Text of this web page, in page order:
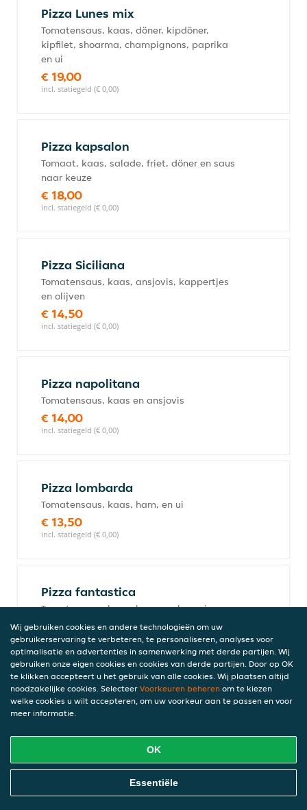
Pizza Lunes mix
Tomatensaus, kaas, döner, kipdöner,
kipfilet, shoarma, champignons, paprika
en ui
€ 19,00
incl. statiegeld (€ 0,00)
Pizza kapsalon
Tomaat, kaas, salade, friet, döner en saus
naar keuze
€ 18,00
incl. statiegeld (€ 0,00)
Pizza Siciliana
Tomatensaus, kaas, ansjovis, kappertjes
en olijven
€ 14,50
incl. statiegeld (€ 0,00)
Pizza napolitana
Tomatensaus, kaas en ansjovis
€ 14,00
incl. statiegeld (€ 0,00)
Pizza lombarda
Tomatensaus, kaas, ham, en ui
€ 13,50
incl. statiegeld (€ 0,00)
Pizza fantastica
Tomatensaus, kaas, ham en champignons
€ 14,00
incl. statiegeld (€ 0,00)
Pizza tonno
Tomatensaus, kaas, tonijn en ui
Pizza Hawaï
Online Eten Bestellen
Wij gebruiken cookies en andere technologieën om uw
gebruikerservaring te verbeteren, te personaliseren, analyses voor
optimalisatie en advertenties in samenwerking met derde partijen. Wij
gebruiken onze eigen cookies en cookies van derde partijen. Door op OK
te klikken accepteert u het gebruik van alle cookies. Wij plaatsen altijd
noodzakelijke cookies. Selecteer Voorkeuren beheren om te kiezen
welke cookies u wilt accepteren, om uw voorkeur aan te passen en voor
meer informatie.
OK
Essentiële